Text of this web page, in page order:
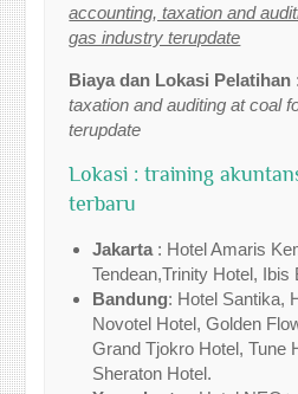
accounting, taxation and
gas industry terupdate
Biaya dan Lokasi
taxation and auditing at coal
terupdate
Lokasi : training
terbaru
Jakarta : Hotel Amaris
Tendean,Trinity Hotel, Ibis
Bandung: Hotel Santika,
Novotel Hotel, Golden
Grand Tjokro Hotel, Tune
Sheraton Hotel.